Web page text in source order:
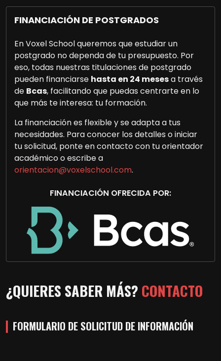
FINANCIACIÓN DE POSTGRADOS
En Voxel School queremos que estudiar un
postgrado no dependa de tu presupuesto. Por
eso, todas nuestras titulaciones de postgrado
pueden financiarse hasta en 24 mesesa través
de Bcas, facilitando que puedas centrarte en lo
que más te interesa: tu formación.
La financiación es flexible y se adapta a tus
necesidades. Para conocer los detalles o iniciar
tu solicitud, ponte en contacto con tu orientador
académico o escribe a
orientacion@voxelschool.com.
FINANCIACIÓN OFRECIDA POR:
¿QUIERES SABER MÁS? CONTACTO
FORMULARIO DE SOLICITUD DE INFORMACIÓN